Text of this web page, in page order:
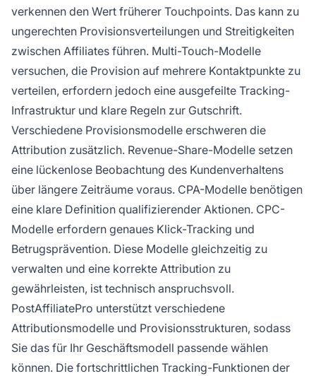
verkennen den Wert früherer Touchpoints. Das kann zu
ungerechten Provisionsverteilungen und Streitigkeiten
zwischen Affiliates führen. Multi-Touch-Modelle
versuchen, die Provision auf mehrere Kontaktpunkte zu
verteilen, erfordern jedoch eine ausgefeilte Tracking-
Infrastruktur und klare Regeln zur Gutschrift.
Verschiedene Provisionsmodelle erschweren die
Attribution zusätzlich. Revenue-Share-Modelle setzen
eine lückenlose Beobachtung des Kundenverhaltens
über längere Zeiträume voraus. CPA-Modelle benötigen
eine klare Definition qualifizierender Aktionen. CPC-
Modelle erfordern genaues Klick-Tracking und
Betrugsprävention. Diese Modelle gleichzeitig zu
verwalten und eine korrekte Attribution zu
gewährleisten, ist technisch anspruchsvoll.
PostAffiliatePro unterstützt verschiedene
Attributionsmodelle und Provisionsstrukturen, sodass
Sie das für Ihr Geschäftsmodell passende wählen
können. Die fortschrittlichen Tracking-Funktionen der